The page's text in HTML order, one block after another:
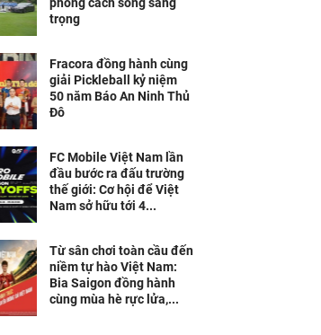
trọng
Fracora đồng hành cùng
giải Pickleball kỷ niệm
50 năm Báo An Ninh Thủ
Đô
FC Mobile Việt Nam lần
đầu bước ra đấu trường
thế giới: Cơ hội để Việt
Nam sở hữu tới 4...
Từ sân chơi toàn cầu đến
niềm tự hào Việt Nam:
Bia Saigon đồng hành
cùng mùa hè rực lửa,...